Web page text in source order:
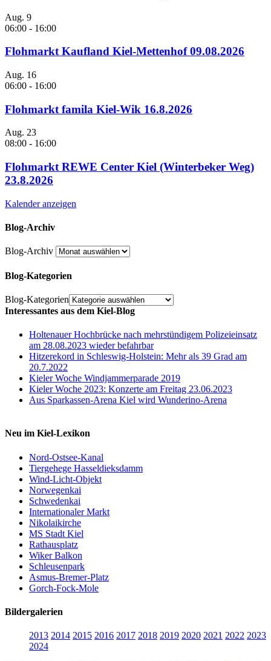
Aug. 9
06:00 - 16:00
Flohmarkt Kaufland Kiel-Mettenhof 09.08.2026
Aug. 16
06:00 - 16:00
Flohmarkt famila Kiel-Wik 16.8.2026
Aug. 23
08:00 - 16:00
Flohmarkt REWE Center Kiel (Winterbeker Weg)
23.8.2026
Kalender anzeigen
Blog-Archiv
Blog-Archiv
Blog-Kategorien
Blog-Kategorien
Interessantes aus dem Kiel-Blog
Holtenauer Hochbrücke nach mehrstündigem Polizeieinsatz
am 28.08.2023 wieder befahrbar
Hitzerekord in Schleswig-Holstein: Mehr als 39 Grad am
20.7.2022
Kieler Woche Windjammerparade 2019
Kieler Woche 2023: Konzerte am Freitag 23.06.2023
Aus Sparkassen-Arena Kiel wird Wunderino-Arena
Neu im Kiel-Lexikon
Nord-Ostsee-Kanal
Tiergehege Hasseldieksdamm
Wind-Licht-Objekt
Norwegenkai
Schwedenkai
Internationaler Markt
Nikolaikirche
MS Stadt Kiel
Rathausplatz
Wiker Balkon
Schleusenpark
Asmus-Bremer-Platz
Gorch-Fock-Mole
Bildergalerien
2013 2014 2015 2016 2017 2018 2019 2020 2021 2022 2023
2024